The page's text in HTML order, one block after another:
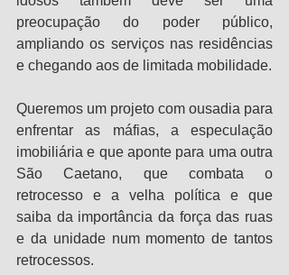
preocupação do poder público,
ampliando os serviços nas residências
e chegando aos de limitada mobilidade.
Queremos um projeto com ousadia para
enfrentar as máfias, a especulação
imobiliária e que aponte para uma outra
São Caetano, que combata o
retrocesso e a velha política e que
saiba da importância da força das ruas
e da unidade num momento de tantos
retrocessos.